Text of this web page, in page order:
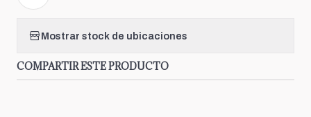
Mostrar stock de ubicaciones
COMPARTIR ESTE PRODUCTO